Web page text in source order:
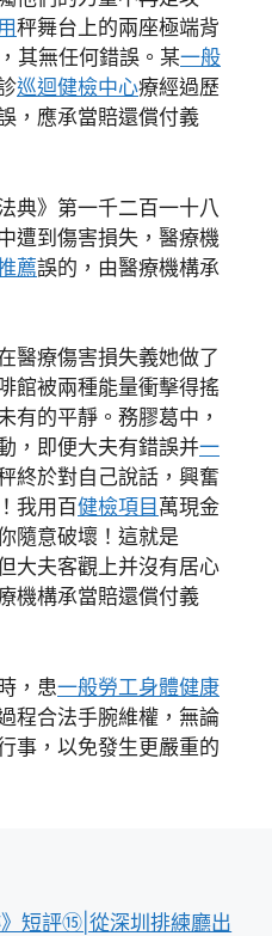
秤舞台上的兩座極端背
其無任何錯誤。某一般
巡迴健檢中心療經過歷
，應承當賠還償付義
典》第一千二百一十八
遭到傷害損失，醫療機
薦誤的，由醫療機構承
醫療傷害損失義她做了
館被兩種能量衝擊得搖
有的平靜。務膠葛中，
，即便大夫有錯誤并一
終於對自己說話，興奮
我用百健檢項目 萬現金
隨意破壞！這就是
大夫客觀上并沒有居心
機構承當賠還償付義
，患一般勞工身體健康
程合法手腕維權，無論
事，以免發生更嚴重的
短評⑮|從深圳排練廳出